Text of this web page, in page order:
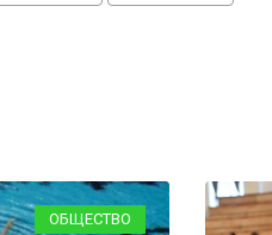
ОБЩЕСТВО